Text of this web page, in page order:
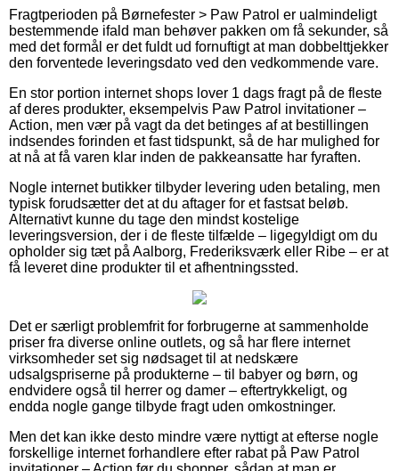
Fragtperioden på Børnefester > Paw Patrol er ualmindeligt
bestemmende ifald man behøver pakken om få sekunder, så
med det formål er det fuldt ud fornuftigt at man dobbelttjekker
den forventede leveringsdato ved den vedkommende vare.
En stor portion internet shops lover 1 dags fragt på de fleste
af deres produkter, eksempelvis Paw Patrol invitationer –
Action, men vær på vagt da det betinges af at bestillingen
indsendes forinden et fast tidspunkt, så de har mulighed for
at nå at få varen klar inden de pakkeansatte har fyraften.
Nogle internet butikker tilbyder levering uden betaling, men
typisk forudsætter det at du aftager for et fastsat beløb.
Alternativt kunne du tage den mindst kostelige
leveringsversion, der i de fleste tilfælde – ligegyldigt om du
opholder sig tæt på Aalborg, Frederiksværk eller Ribe – er at
få leveret dine produkter til et afhentningssted.
Det er særligt problemfrit for forbrugerne at sammenholde
priser fra diverse online outlets, og så har flere internet
virksomheder set sig nødsaget til at nedskære
udsalgspriserne på produkterne – til babyer og børn, og
endvidere også til herrer og damer – eftertrykkeligt, og
endda nogle gange tilbyde fragt uden omkostninger.
Men det kan ikke desto mindre være nyttigt at efterse nogle
forskellige internet forhandlere efter rabat på Paw Patrol